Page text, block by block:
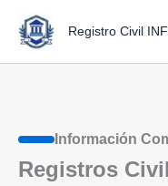
contenido
Registro Civil
Información
Registros